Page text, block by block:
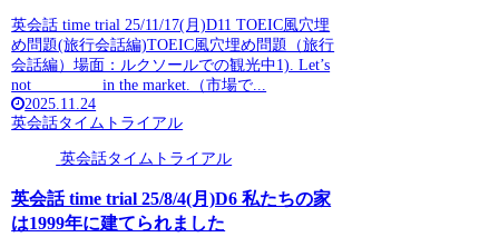
英会話 time trial 25/11/17(月)D11 TOEIC風穴埋
め問題(旅行会話編)TOEIC風穴埋め問題（旅行
会話編）場面：ルクソールでの観光中1). Let’s
not ________ in the market.（市場で...
2025.11.24
英会話タイムトライアル
英会話タイムトライアル
英会話 time trial 25/8/4(月)D6 私たちの家
は1999年に建てられました